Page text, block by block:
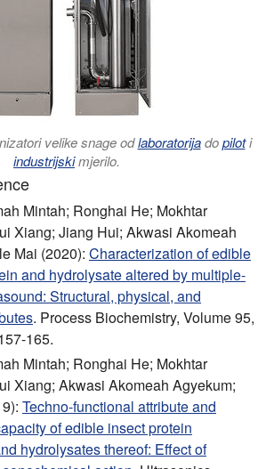
velike snage odlaboratorijadopiloti
industrijskimjerilo.
Mintah; Ronghai He; Mokhtar
Xiang; Jiang Hui; Akwasi Akomeah
Mai (2020): Characterization of edible
and hydrolysate altered by multiple-
Structural, physical, and
. Process Biochemistry, Volume 95,
165.
Mintah; Ronghai He; Mokhtar
Xiang; Akwasi Akomeah Agyekum;
Techno-functional attribute and
of edible insect protein
hydrolysates thereof: Effect of